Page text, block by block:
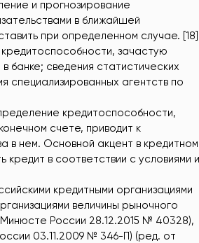
и прогнозирование
в ближайшей
при определенном случае. [18]
зачастую
банке; сведения статистических
специализированных агентств по
кредитоспособности,
счете, приводит к
в нем. Основной акцент в кредитном
кредит в соответствии с условиями и
кредитными организациями
величины рыночного
Минюсте России 28.12.2015 № 40328),
03.11.2009 № 346-П) (ред. от